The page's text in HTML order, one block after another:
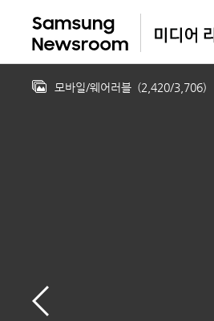
모바일/웨어러블 (2,420/3,706)